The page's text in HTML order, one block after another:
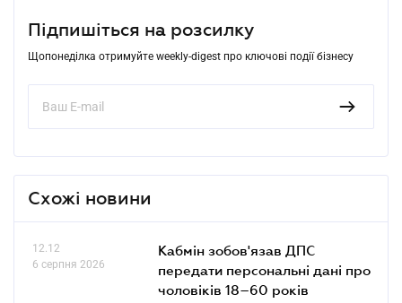
Підпишіться на розсилку
Щопонеділка отримуйте weekly-digest про ключові події бізнесу
Схожі новини
12.12
6 серпня 2026
Кабмін зобов'язав ДПС
передати персональні дані про
чоловіків 18–60 років